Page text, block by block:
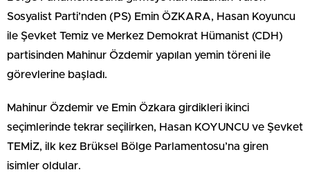
Sosyalist Parti’nden (PS) Emin ÖZKARA, Hasan Koyuncu
ile Şevket Temiz ve Merkez Demokrat Hümanist (CDH)
partisinden Mahinur Özdemir yapılan yemin töreni ile
görevlerine başladı.
Mahinur Özdemir ve Emin Özkara girdikleri ikinci
seçimlerinde tekrar seçilirken, Hasan KOYUNCU ve Şevket
TEMİZ, ilk kez Brüksel Bölge Parlamentosu’na giren
isimler oldular.